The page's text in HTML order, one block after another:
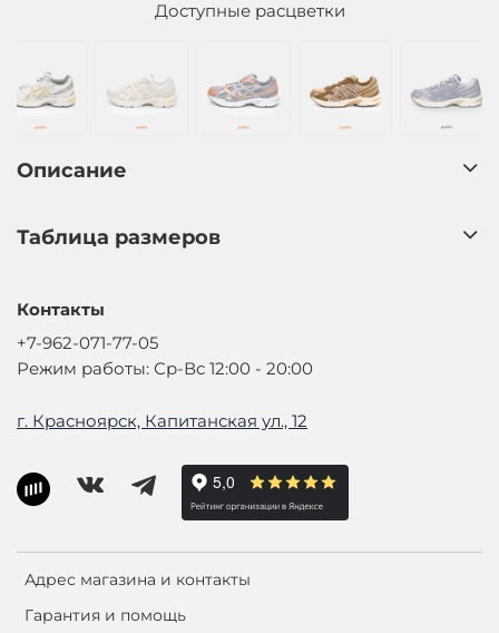
Доступные расцветки
Описание
Таблица размеров
Адрес магазина и контакты
Гарантия и помощь
Контакты
+7-962-071-77-05
Режим работы: Ср-Вс 12:00 - 20:00
г. Красноярск, Капитанская ул., 12